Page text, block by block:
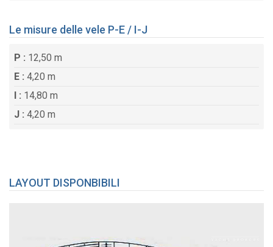
Le misure delle vele P-E / I-J
P : 12,50 m
E : 4,20 m
I : 14,80 m
J : 4,20 m
LAYOUT DISPONBIBILI